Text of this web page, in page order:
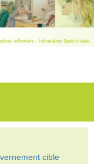
cible